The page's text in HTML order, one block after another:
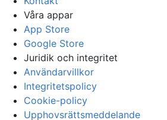
Våra appar
App Store
Google Store
Juridik och integritet
Användarvillkor
Integritetspolicy
Cookie-policy
Upphovsrättsmeddelande